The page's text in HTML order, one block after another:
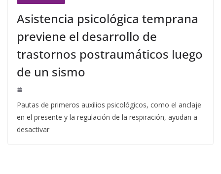
Asistencia psicológica temprana
previene el desarrollo de
trastornos postraumáticos luego
de un sismo
Pautas de primeros auxilios psicológicos, como el anclaje
en el presente y la regulación de la respiración, ayudan a
desactivar